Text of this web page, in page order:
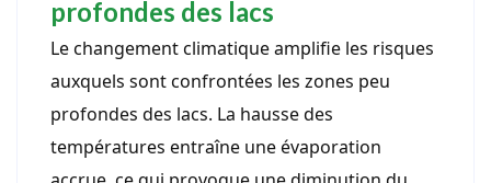
profondes des lacs
Le changement climatique amplifie les risques
auxquels sont confrontées les zones peu
profondes des lacs. La hausse des
températures entraîne une évaporation